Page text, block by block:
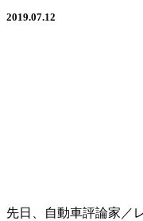
2019.07.12
先日、自動車評論家／